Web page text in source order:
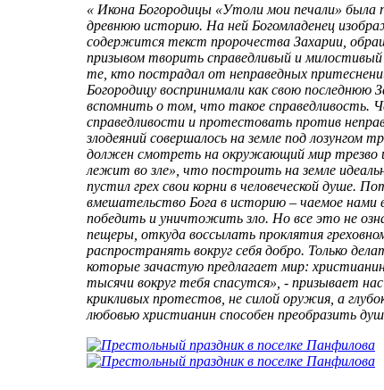
« Икона Богородицы «Утоли мои печали» была
древнюю историю. На ней Богомладенец
содержится текст пророчества Захарии,
призывом творить справедливый и
те, кто пострадал от неправедных
Богородицу воспринимали как свою
вспомнить о том, что такое справедливость.
справедливости и протестовать против
злодеяний совершалось на земле под лозунгом
должен смотреть на окружающий мир трезво
лежит во зле», что построить на земле
пустил грех свои корни в человеческой душе.
вмешательство Бога в историю – чаемое
победить и уничтожить зло. Но все это не
пещеры, откуда воссылать проклятия
распространять вокруг себя добро. Только
которые зачастую предлагает мир:
тысячи вокруг тебя спасутся», - призывает
крикливых протестов, не силой оружия, а
любовью христианин способен преобразить